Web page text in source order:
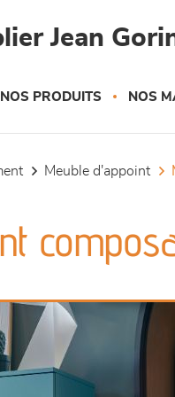
Jean
NOS PRODUITS NOS
meuble d'appoint